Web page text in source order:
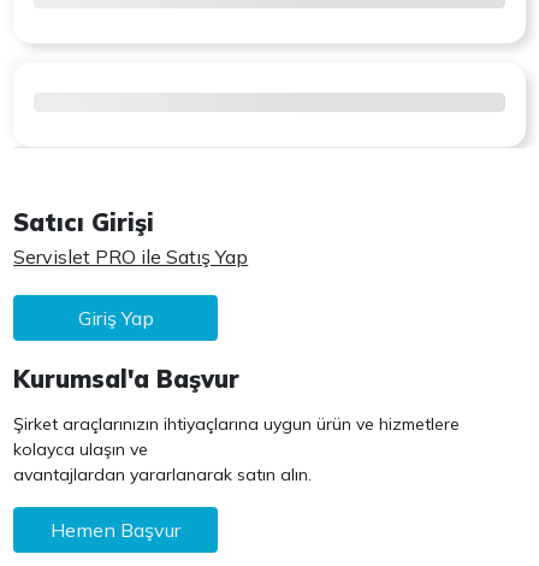
Satıcı Girişi
Servislet PRO ile Satış Yap
Giriş Yap
Kurumsal'a Başvur
Şirket araçlarınızın ihtiyaçlarına uygun ürün ve hizmetlere
kolayca ulaşın ve
avantajlardan yararlanarak satın alın.
Hemen Başvur